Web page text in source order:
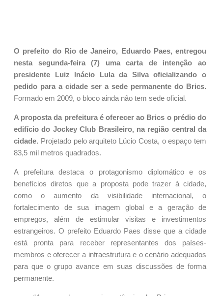
O prefeito do Rio de Janeiro, Eduardo Paes, entregou
nesta segunda-feira (7) uma carta de intenção ao
presidente Luiz Inácio Lula da Silva oficializando o
pedido para a cidade ser a sede permanente do Brics.
Formado em 2009, o bloco ainda não tem sede oficial.
A proposta da prefeitura é oferecer ao Brics o prédio do
edifício do Jockey Club Brasileiro, na região central da
cidade. Projetado pelo arquiteto Lúcio Costa, o espaço tem
83,5 mil metros quadrados.
A prefeitura destaca o protagonismo diplomático e os
benefícios diretos que a proposta pode trazer à cidade,
como o aumento da visibilidade internacional, o
fortalecimento de sua imagem global e a geração de
empregos, além de estimular visitas e investimentos
estrangeiros. O prefeito Eduardo Paes disse que a cidade
está pronta para receber representantes dos países-
membros e oferecer a infraestrutura e o cenário adequados
para que o grupo avance em suas discussões de forma
permanente.